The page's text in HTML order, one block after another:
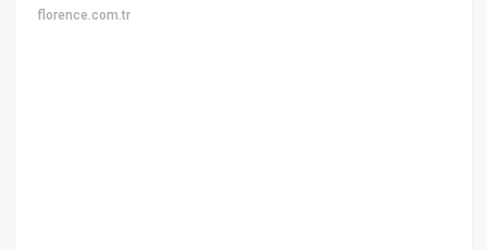
florence.com.tr